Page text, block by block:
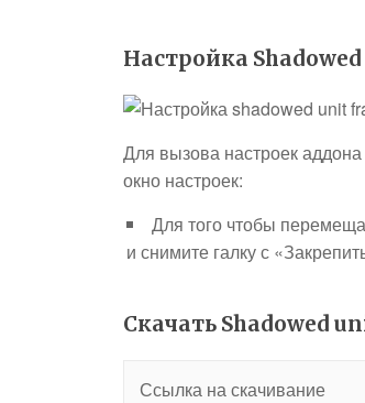
Настройка
Для вызова настроек
окно настроек:
Для того чтобы
и снимите галку с
Скачать Shadowed
Ссылка на скачивание